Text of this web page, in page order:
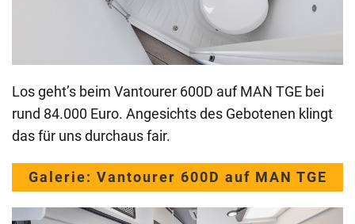
Los geht’s beim Vantourer 600D auf MAN TGE bei
rund 84.000 Euro. Angesichts des Gebotenen klingt
das für uns durchaus fair.
Galerie: Vantourer 600D auf MAN TGE